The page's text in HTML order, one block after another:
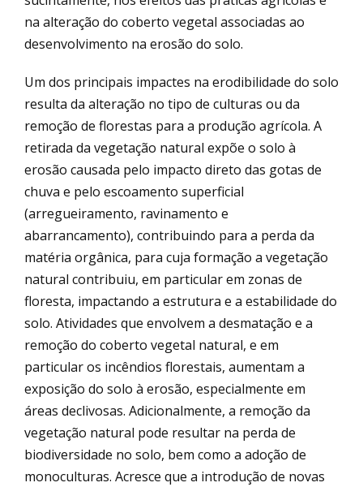
na alteração do coberto vegetal associadas ao
desenvolvimento na erosão do solo.
Um dos principais impactes na erodibilidade do solo
resulta da alteração no tipo de culturas ou da
remoção de florestas para a produção agrícola. A
retirada da vegetação natural expõe o solo à
erosão causada pelo impacto direto das gotas de
chuva e pelo escoamento superficial
(arregueiramento, ravinamento e
abarrancamento), contribuindo para a perda da
matéria orgânica, para cuja formação a vegetação
natural contribuiu, em particular em zonas de
floresta, impactando a estrutura e a estabilidade do
solo. Atividades que envolvem a desmatação e a
remoção do coberto vegetal natural, e em
particular os incêndios florestais, aumentam a
exposição do solo à erosão, especialmente em
áreas declivosas. Adicionalmente, a remoção da
vegetação natural pode resultar na perda de
biodiversidade no solo, bem como a adoção de
monoculturas. Acresce que a introdução de novas